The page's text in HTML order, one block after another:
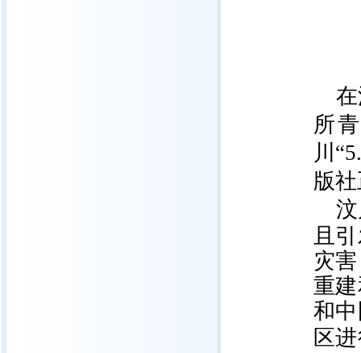
所
川
版
且
灾
重
和
区